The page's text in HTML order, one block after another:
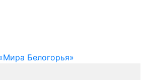
Белогорья»